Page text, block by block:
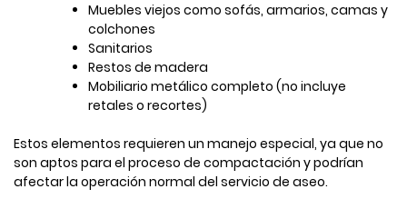
Muebles viejos como sofás, armarios, camas y
colchones
Sanitarios
Restos de madera
Mobiliario metálico completo (no incluye
retales o recortes)
Estos elementos requieren un manejo especial, ya que no
son aptos para el proceso de compactación y podrían
afectar la operación normal del servicio de aseo.